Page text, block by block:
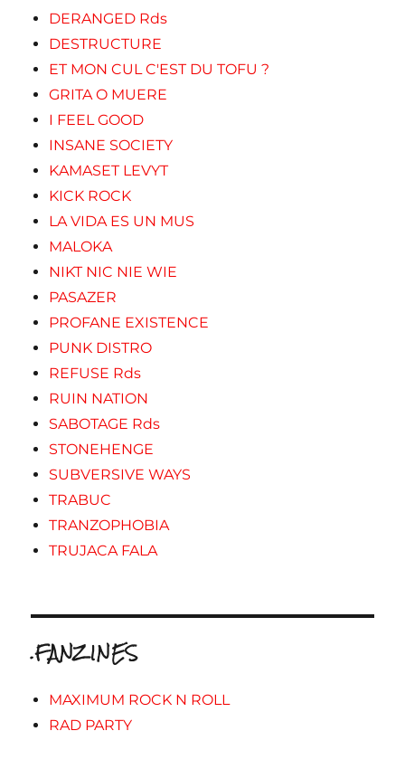
DERANGED Rds
DESTRUCTURE
ET MON CUL C'EST DU TOFU ?
GRITA O MUERE
I FEEL GOOD
INSANE SOCIETY
KAMASET LEVYT
KICK ROCK
LA VIDA ES UN MUS
MALOKA
NIKT NIC NIE WIE
PASAZER
PROFANE EXISTENCE
PUNK DISTRO
REFUSE Rds
RUIN NATION
SABOTAGE Rds
STONEHENGE
SUBVERSIVE WAYS
TRABUC
TRANZOPHOBIA
TRUJACA FALA
.FANZINES
MAXIMUM ROCK N ROLL
RAD PARTY